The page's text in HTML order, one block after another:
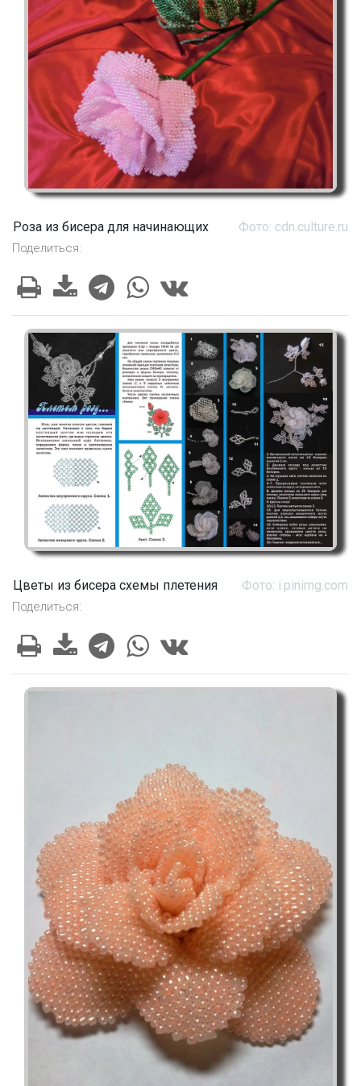
Роза из бисера для начинающих Фото: cdn.culture.ru
Поделиться:
Цветы из бисера схемы плетения Фото: i.pinimg.com
Поделиться: